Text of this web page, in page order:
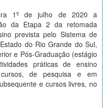
1º de julho de 2020 a
da Etapa 2 da retomada
prevista pelo Sistema de
do Rio Grande do Sul,
e Pós-Graduação (estágio
práticas de ensino
de pesquisa e em
e cursos livres, no